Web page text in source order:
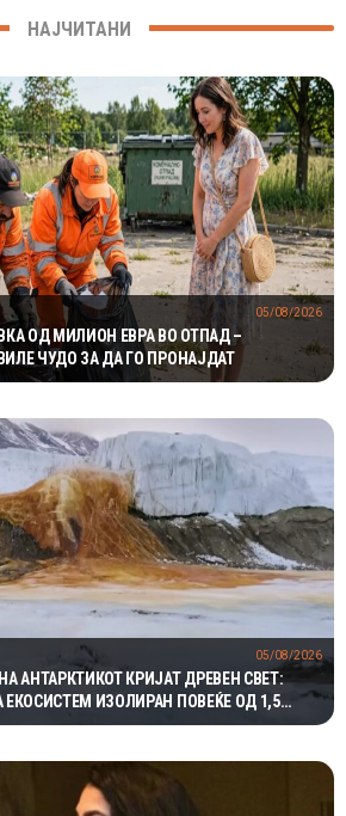
НАЈЧИТАНИ
ОД МИЛИОН ЕВРА ВО ОТПАД –
ЧУДО ЗА ДА ГО ПРОНАЈДАТ
05/08/2026
АНТАРКТИКОТ КРИЈАТ ДРЕВЕН СВЕТ:
ИЗОЛИРАН ПОВЕЌЕ ОД 1,5
05/08/2026